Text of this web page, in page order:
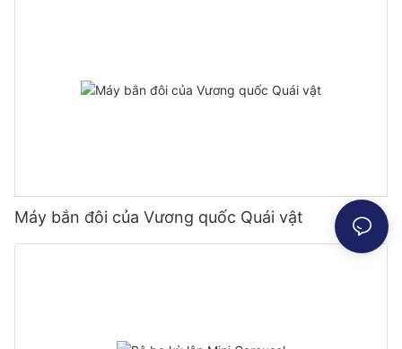
Máy bắn đôi của Vương quốc Quái vật